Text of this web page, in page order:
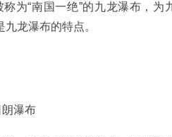
称为“南国一绝”的九龙瀑布，
九龙瀑布的特点。
瀑布